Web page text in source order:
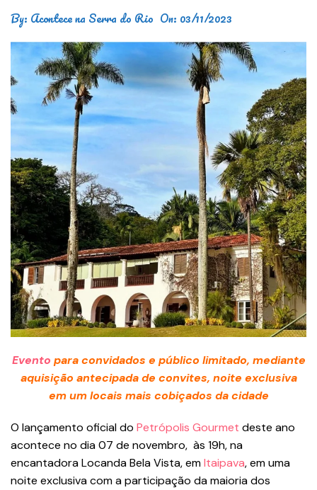
By: Acontece na Serra do Rio On: 03/11/2023
Evento para convidados e público limitado, mediante
aquisição antecipada de convites, noite exclusiva
em um locais mais cobiçados da cidade
O lançamento oficial do Petrópolis Gourmet deste ano
acontece no dia 07 de novembro, às 19h, na
encantadora Locanda Bela Vista, emItaipava, em uma
noite exclusiva com a participação da maioria dos